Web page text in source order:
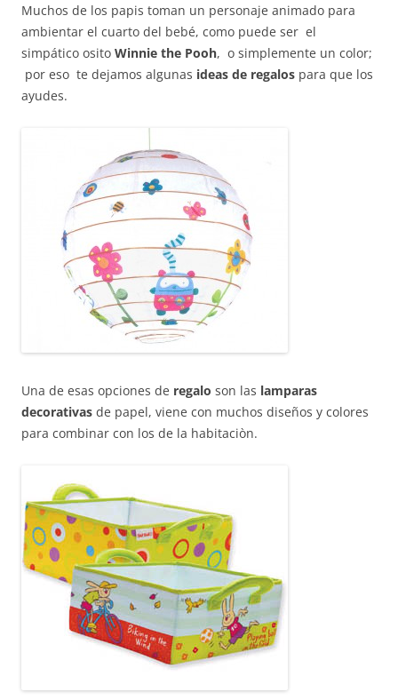
Muchos de los papis toman un personaje animado para
ambientar el cuarto del bebé, como puede ser el
simpático osito Winnie the Pooh, o simplemente un color;
por eso te dejamos algunas ideas de regalos para que los
ayudes.
Una de esas opciones de regalo son las lamparas
decorativas de papel, viene con muchos diseños y colores
para combinar con los de la habitaciòn.